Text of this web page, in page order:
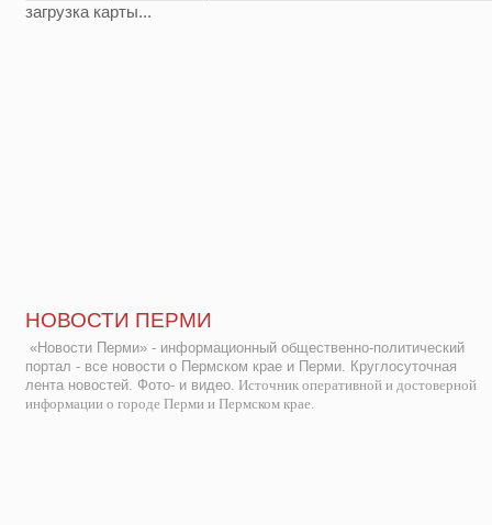
загрузка карты...
НОВОСТИ ПЕРМИ
«Новости Перми» - информационный общественно-политический
портал - все новости о Пермском крае и Перми. Круглосуточная
лента новостей. Фото- и видео. Источник оперативной и достоверной
информации о городе Перми и Пермском крае.